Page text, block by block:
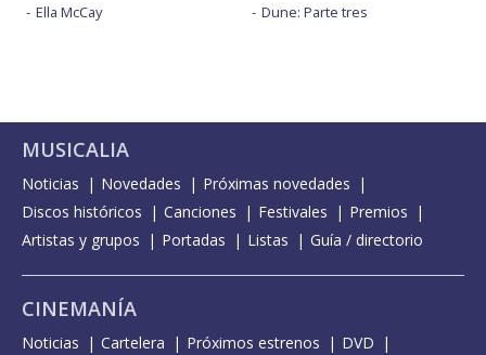
Ella McCay
Dune: Parte tres
MUSICALIA
Noticias Novedades
Próximas novedades
Discos históricos
Canciones Festivales
Premios
Artistas y grupos
Portadas Listas Guía / directorio
CINEMANÍA
Noticias Cartelera Próximos estrenos
DVD